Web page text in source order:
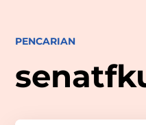
PENCARIAN